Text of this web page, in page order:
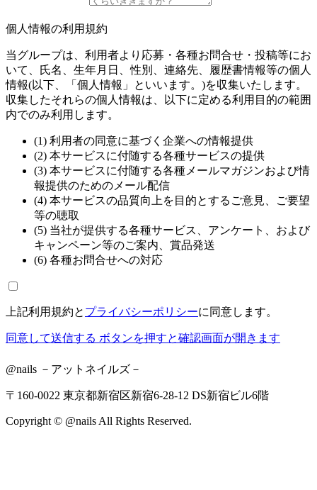
個人情報の利用規約
当グループは、利用者より応募・各種お問合せ・投稿等にお
いて、氏名、生年月日、性別、連絡先、履歴書情報等の個人
情報(以下、「個人情報」といいます。)を収集いたします。
収集したそれらの個人情報は、以下に定める利用目的の範囲
内でのみ利用します。
(1) 利用者の同意に基づく企業への情報提供
(2) 本サービスに付随する各種サービスの提供
(3) 本サービスに付随する各種メールマガジンおよび情
報提供のためのメール配信
(4) 本サービスの品質向上を目的とするご意見、ご要望
等の聴取
(5) 当社が提供する各種サービス、アンケート、および
キャンペーン等のご案内、賞品発送
(6) 各種お問合せへの対応
上記利用規約と プライバシーポリシーに同意します。
同意して送信する ボタンを押すと確認画面が開きます
@nails －アットネイルズ－
〒160-0022 東京都新宿区新宿6-28-12 DS新宿ビル6階
Copyright © @nails All Rights Reserved.